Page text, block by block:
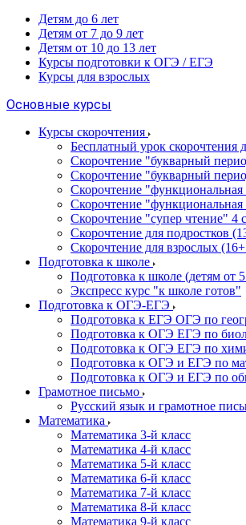
Детям до 6 лет
Детям от 7 до 9 лет
Детям от 10 до 13 лет
Курсы подготовки к ОГЭ / ЕГЭ
Курсы для взрослых
Основные курсы
Курсы скорочтения
Бесплатный урок
Cкорочтение "букварный
Скорочтение "букварный
Скорочтение "функциональная
Скорочтение "функциональная
Скорочтение "супер чтение" 4
Скорочтение для подростков
Cкорочтение для взрослых
Подготовка к школе
Подготовка к школе (детям от
Экспресс курс "к школе готов"
Подготовка к ОГЭ-ЕГЭ
Подготовка к ЕГЭ ОГЭ по
Подготовка к ОГЭ ЕГЭ по
Подготовка к ОГЭ ЕГЭ по
Подготовка к ОГЭ и ЕГЭ по
Подготовка к ОГЭ и ЕГЭ по
Грамотное письмо
Русский язык и грамотное
Математика
Математика 3-й класс
Математика 4-й класс
Математика 5-й класс
Математика 6-й класс
Математика 7-й класс
Математика 8-й класс
Математика 9-й класс